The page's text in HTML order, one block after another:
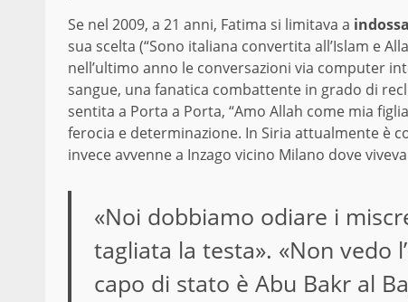
Se nel 2009, a 21 anni, Fatima si limitava a
sua scelta (“Sono italiana convertita all’Islam e
nell’ultimo anno le conversazioni via computer
sangue, una fanatica combattente in grado di
sentita a Porta a Porta, “Amo Allah come mia
ferocia e determinazione. In Siria attualmente è
invece avvenne a Inzago vicino Milano dove
«Noi dobbiamo odiare i
tagliata la testa». «Non vedo
capo di stato è Abu Bakr al